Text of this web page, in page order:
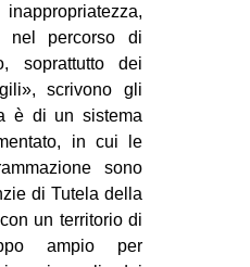
in
Fb
tw
nel percorso di
soprattutto dei
scrivono gli
è di un sistema
in cui le
sono
di Tutela della
un territorio di
ampio per